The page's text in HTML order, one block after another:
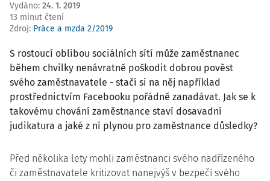
Vydáno: 24. 1. 2019
13 minut čtení
Zdroj: Práce a mzda 2/2019
S rostoucí oblibou sociálních sítí může zaměstnanec
během chvilky nenávratně poškodit dobrou pověst
svého zaměstnavatele - stačí si na něj například
prostřednictvím Facebooku pořádně zanadávat. Jak se k
takovému chování zaměstnance staví dosavadní
judikatura a jaké z ní plynou pro zaměstnance důsledky?
Před několika lety mohli zaměstnanci svého nadřízeného
či zaměstnavatele kritizovat nanejvýš v bezpečí svého